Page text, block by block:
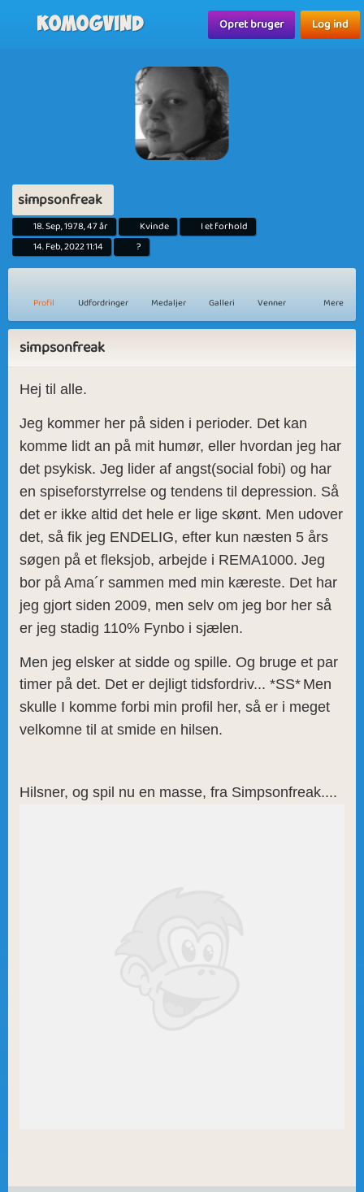
Komogvind Opret bruger Log ind
simpsonfreak
18. Sep, 1978, 47 år Kvinde
I et forhold
14. Feb, 2022 11:14
?
Profil Udfordringer Medaljer Galleri Venner Mere
simpsonfreak
Hej til alle.
Jeg kommer her på siden i perioder. Det kan
komme lidt an på mit humør, eller hvordan jeg har
det psykisk. Jeg lider af angst(social fobi) og har
en spiseforstyrrelse og tendens til depression. Så
det er ikke altid det hele er lige skønt. Men udover
det, så fik jeg ENDELIG, efter kun næsten 5 års
søgen på et fleksjob, arbejde i REMA1000. Jeg
bor på Ama´r sammen med min kæreste. Det har
jeg gjort siden 2009, men selv om jeg bor her så
er jeg stadig 110% Fynbo i sjælen.
Men jeg elsker at sidde og spille. Og bruge et par
timer på det. Det er dejligt tidsfordriv... *SS* Men
skulle I komme forbi min profil her, så er i meget
velkomne til at smide en hilsen.
Hilsner, og spil nu en masse, fra Simpsonfreak....